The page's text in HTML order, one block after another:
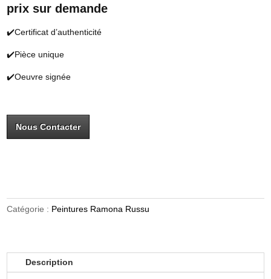
prix sur demande
✔️Certificat d’authenticité
✔️Pièce unique
✔️Oeuvre signée
Nous Contacter
Catégorie : Peintures Ramona Russu
Description